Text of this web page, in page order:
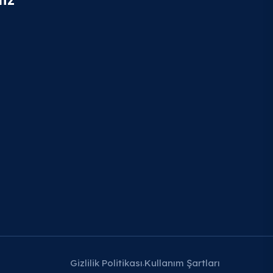
Gizlilik Politikası Kullanım Şartları